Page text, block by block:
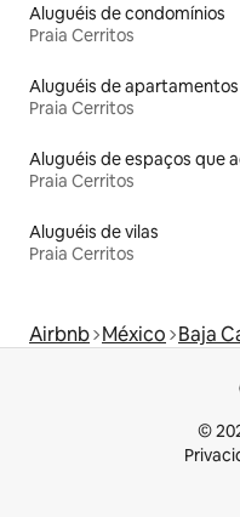
Aluguéis de condomínios
Praia Cerritos
Aluguéis de apartamentos
Praia Cerritos
Praia Cerritos
Aluguéis de vilas
Praia Cerritos
Airbnb México Baja
©